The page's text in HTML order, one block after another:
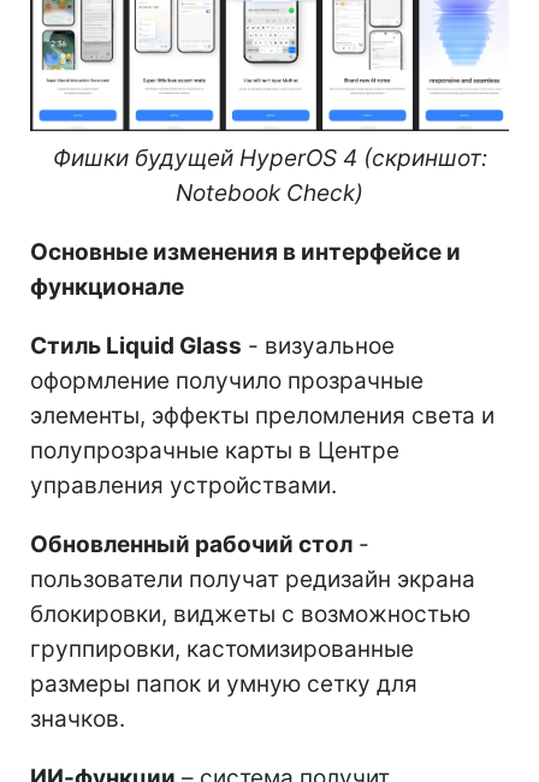
Фишки будущей HyperOS 4 (скриншот:
Notebook Check)
Основные изменения в интерфейсе и
функционале
Стиль Liquid Glass - визуальное
оформление получило прозрачные
элементы, эффекты преломления света и
полупрозрачные карты в Центре
управления устройствами.
Обновленный рабочий стол -
пользователи получат редизайн экрана
блокировки, виджеты с возможностью
группировки, кастомизированные
размеры папок и умную сетку для
значков.